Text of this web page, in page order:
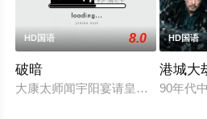
HD国语 8.0
破暗
大康太师闻宇阳宴请皇上义子神策
HD国语
港城大
90年代